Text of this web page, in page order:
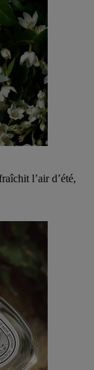
l’air d’été,